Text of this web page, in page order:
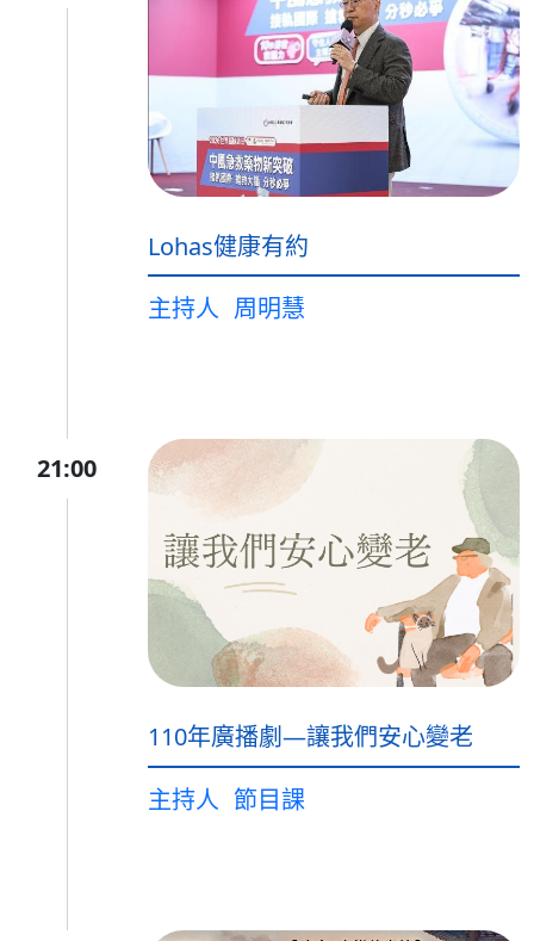
Lohas健康有約
主持人 周明慧
21:00
110年廣播劇—讓我們安心變老
主持人 節目課